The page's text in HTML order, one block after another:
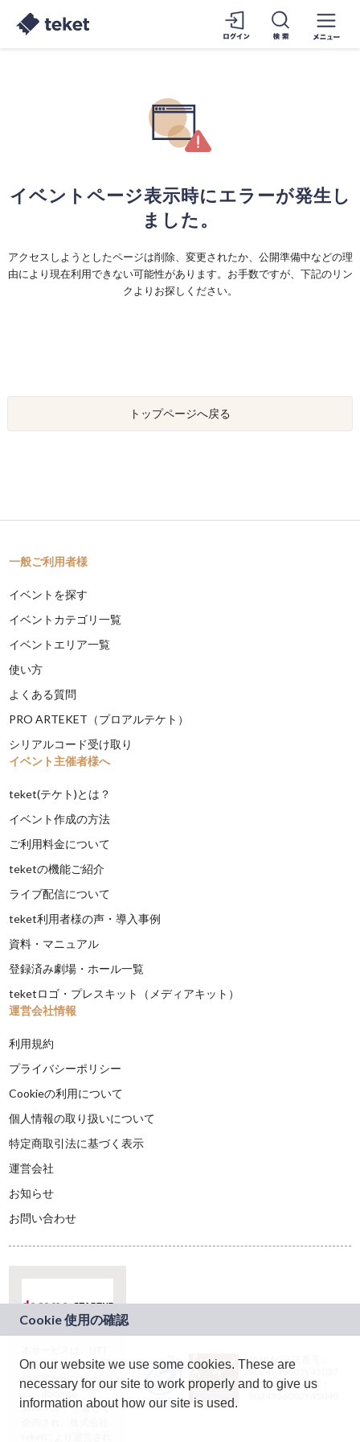
イベントページ表示時にエラーが発生し
ました。
アクセスしようとしたページは削除、変更されたか、公開準備中などの理
由により現在利用できない可能性があります。お手数ですが、下記のリン
クよりお探しください。
トップページへ戻る
一般ご利用者様
イベントを探す
イベントカテゴリ一覧
イベントエリア一覧
使い方
よくある質問
PRO ARTEKET（プロアルテケト）
シリアルコード受け取り
イベント主催者様へ
teket(テケト)とは？
イベント作成の方法
ご利用料金について
teketの機能ご紹介
ライブ配信について
teket利用者様の声・導入事例
資料・マニュアル
登録済み劇場・ホール一覧
teketロゴ・プレスキット（メディアキット）
運営会社情報
利用規約
プライバシーポリシー
Cookieの利用について
個人情報の取り扱いについて
特定商取引法に基づく表示
運営会社
お知らせ
お問い合わせ
ドコモグループの新
規事業創出プログラ
ム「docomo
STARTUP」を通じて
JASRAC許諾番号：
9024936001Y45037
JASRAC許諾番号：
On our website we use some cookies. These are
necessary for our site to work properly and to give us
information about how our site is used.